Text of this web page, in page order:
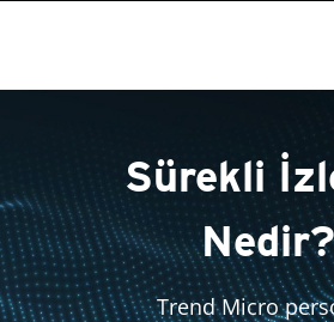
Sürekli
Nedir?
Trend Micro